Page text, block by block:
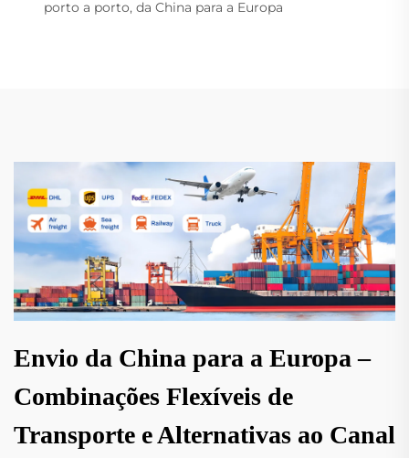
porto a porto, da China para a Europa
Envio da China para a Europa –
Combinações Flexíveis de
Transporte e Alternativas ao Canal